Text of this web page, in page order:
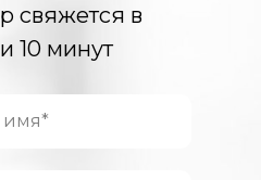
свяжется в
10 минут